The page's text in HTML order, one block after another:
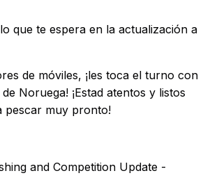
que te espera en la actualización a
de móviles, ¡les toca el turno con
Noruega! ¡Estad atentos y listos
pescar muy pronto!
and Competition Update -